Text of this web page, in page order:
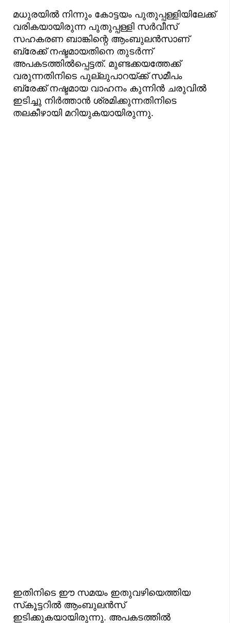
മധുരയിൽ നിന്നും കോട്ടയം പുതുപ്പള്ളിയിലേക്ക്
വരികയായിരുന്ന പുതുപ്പള്ളി സർവീസ്
സഹകരണ ബാങ്കിന്റെ ആംബുലൻസാണ്
ബ്രേക്ക് നഷ്ടമായതിനെ തുടർന്ന്
അപകടത്തിൽപ്പെട്ടത്. മുണ്ടക്കയത്തേക്ക്
വരുന്നതിനിടെ പുല്ലുപാറയ്ക്ക് സമീപം
ബ്രേക്ക് നഷ്ടമായ വാഹനം കുന്നിൻ ചരുവിൽ
ഇടിച്ചു നിർത്താൻ ശ്രമിക്കുന്നതിനിടെ
തലകീഴായി മറിയുകയായിരുന്നു.
ഇതിനിടെ ഈ സമയം ഇതുവഴിയെത്തിയ
സ്‌കൂട്ടറിൽ ആംബുലൻസ്
ഇടിക്കുകയായിരുന്നു. അപകടത്തിൽ